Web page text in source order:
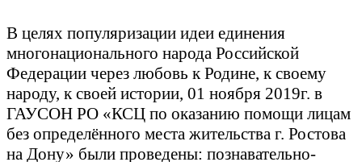
В целях популяризации идеи единения
многонационального народа Российской
Федерации через любовь к Родине, к своему
народу, к своей истории, 01 ноября 2019г. в
ГАУСОН РО «КСЦ по оказанию помощи лицам
без определённого места жительства г. Ростова
на Дону» были проведены: познавательно-